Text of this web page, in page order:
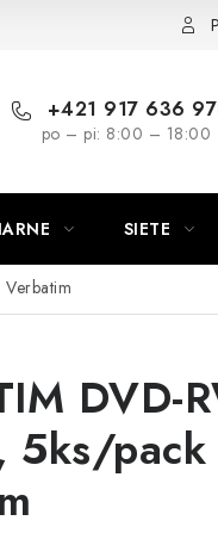
Napíšte nám
+421 917 636
po – pi: 8:00 – 18:00
SIETE
DVD-
5ks/